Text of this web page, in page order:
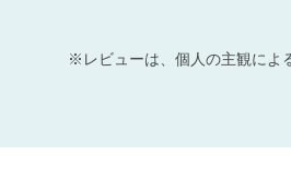
※レビューは、個人の主観によ